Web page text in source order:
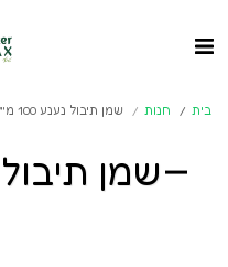
בית חנות שמן תיבול נענע 100 מ''ל
שמן תיבול